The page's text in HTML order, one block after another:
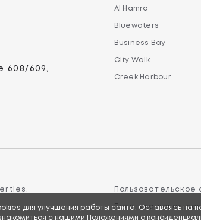
608/609,
Al Hamra
Bluewaters
Business Bay
City Walk
Creek Harbour
Пользовательское
Политика
для улучшения работы сайта. Оставаясь на
с нашими Положениями о